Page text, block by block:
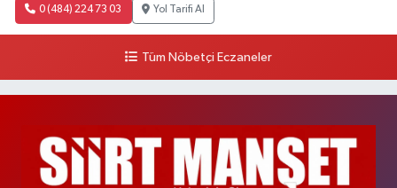
0 (484) 224 73 03 Yol Tarifi Al
Tüm Nöbetçi Eczaneler